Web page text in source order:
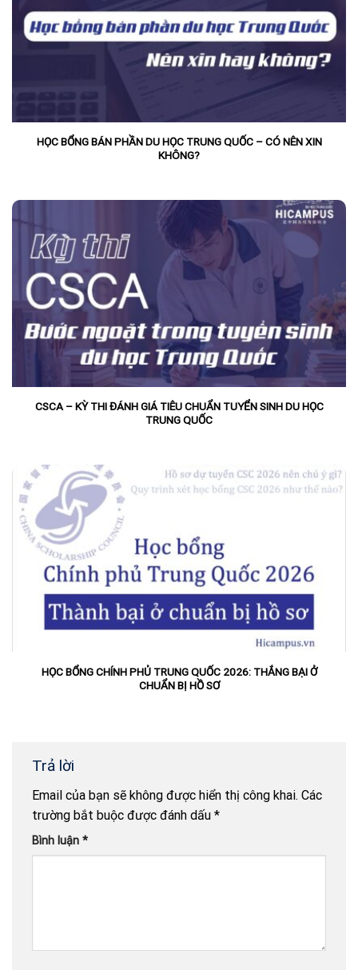
HỌC BỔNG BÁN PHẦN DU HỌC TRUNG QUỐC – CÓ NÊN XIN
KHÔNG?
CSCA – KỲ THI ĐÁNH GIÁ TIÊU CHUẨN TUYỂN SINH DU HỌC
TRUNG QUỐC
HỌC BỔNG CHÍNH PHỦ TRUNG QUỐC 2026: THẮNG BẠI Ở
CHUẨN BỊ HỒ SƠ
Trả lời
Email của bạn sẽ không được hiển thị công khai. Các
trường bắt buộc được đánh dấu *
Bình luận *